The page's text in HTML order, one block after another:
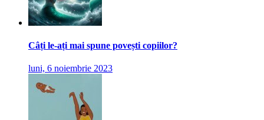
Câți le-ați mai spune povești copiilor?
luni, 6 noiembrie 2023